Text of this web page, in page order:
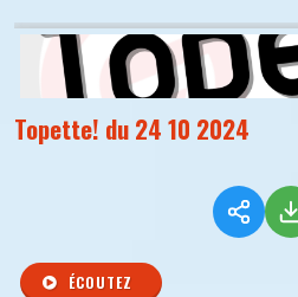
Topette! du 24 10 2024
ÉCOUTEZ